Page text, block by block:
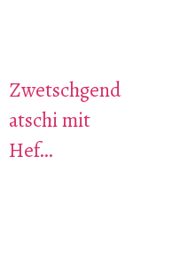
Zwetschgend
atschi mit
Hef…